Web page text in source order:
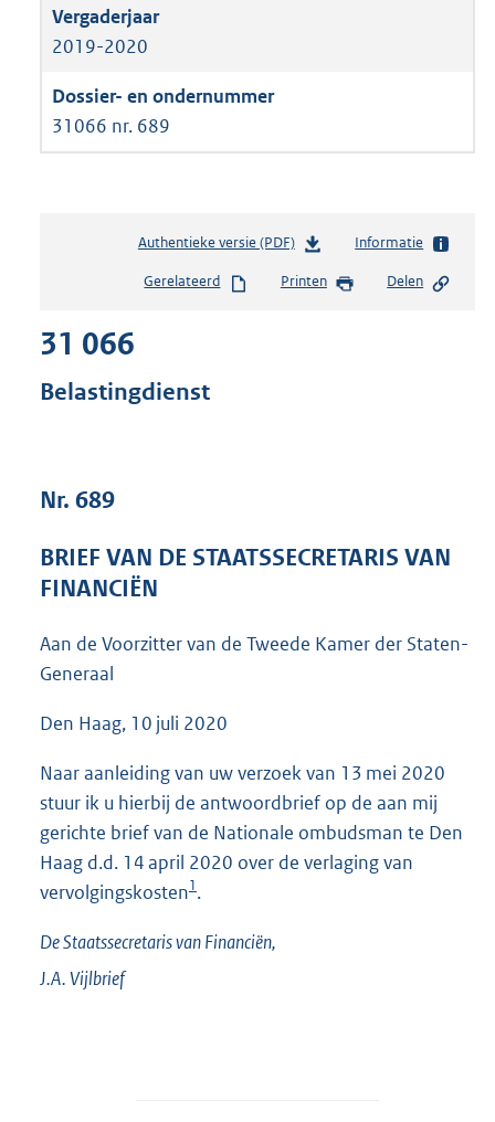
2019-2020
31066 nr. 689
Authentieke versie (PDF)b
s
e
6
Informatie
Gerelateerd Printen Delen
31 066
Belastingdienst
Nr. 689
BRIEF VAN DE STAATSSECRETARIS VAN
FINANCIËN
Aan de Voorzitter van de Tweede Kamer der Staten-
Generaal
Den Haag, 10 juli 2020
Naar aanleiding van uw verzoek van 13 mei 2020
stuur ik u hierbij de antwoordbrief op de aan mij
gerichte brief van de Nationale ombudsman te Den
Haag d.d. 14 april 2020 over de verlaging van
vervolgingskosten1.
De Staatssecretaris van Financiën,
J.A.Vijlbrief